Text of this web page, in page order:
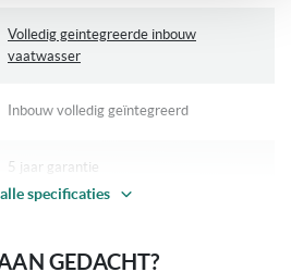
Volledig geintegreerde inbouw
vaatwasser
Inbouw volledig geïntegreerd
5 jaar garantie
specificaties
GEDACHT?